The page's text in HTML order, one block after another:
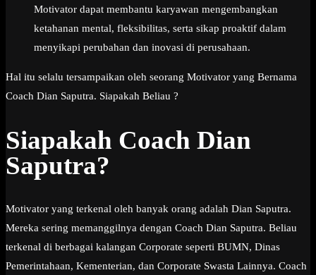
Motivator dapat membantu karyawan mengembangkan
ketahanan mental, fleksibilitas, serta sikap proaktif dalam
menyikapi perubahan dan inovasi di perusahaan.
Hal itu selalu tersampaikan oleh seorang Motivator yang Bernama
Coach Dian Saputra. Siapakah Beliau ?
Siapakah Coach Dian
Saputra?
Motivator yang terkenal oleh banyak orang adalah Dian Saputra.
Mereka sering memanggilnya dengan Coach Dian Saputra. Beliau
terkenal di berbagai kalangan Corporate seperti BUMN, Dinas
Pemerintahaan, Kementerian, dan Corporate Swasta Lainnya. Coach